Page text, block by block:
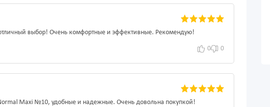
выбор! Очень комфортные и эффективные. Рекомендую!
0 0
Maxi №10, удобные и надежные. Очень довольна покупкой!